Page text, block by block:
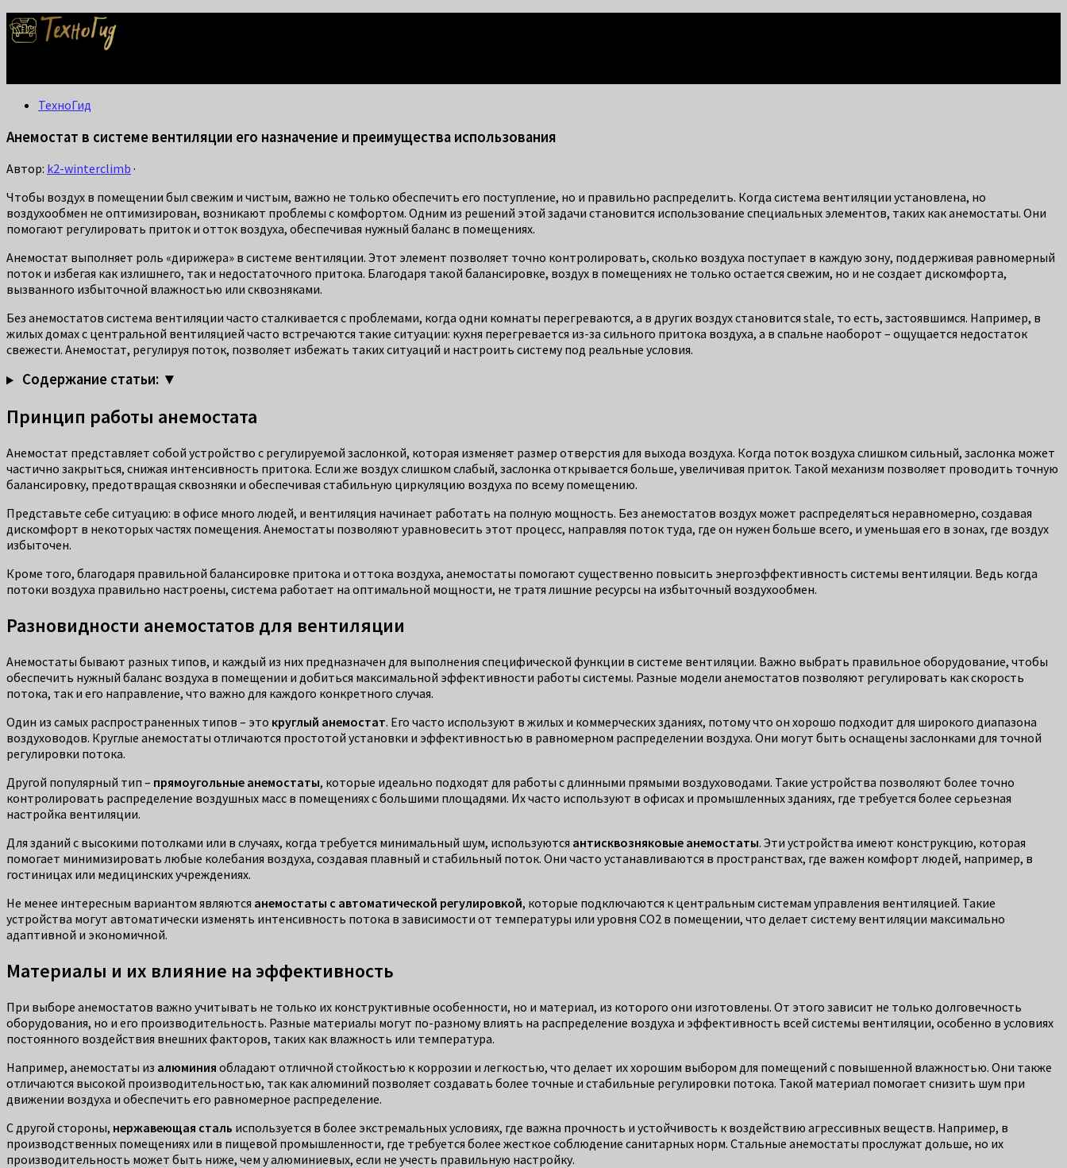
ТехноГид
Анемостат в системе вентиляции его назначение и преимущества использования
Автор: k2-winterclimb ·
Чтобы воздух в помещении был свежим и чистым, важно не только обеспечить его поступление, но и правильно распределить. Когда система вентиляции установлена, но
воздухообмен не оптимизирован, возникают проблемы с комфортом. Одним из решений этой задачи становится использование специальных элементов, таких как анемостаты. Они
помогают регулировать приток и отток воздуха, обеспечивая нужный баланс в помещениях.
Анемостат выполняет роль «дирижера» в системе вентиляции. Этот элемент позволяет точно контролировать, сколько воздуха поступает в каждую зону, поддерживая равномерный
поток и избегая как излишнего, так и недостаточного притока. Благодаря такой балансировке, воздух в помещениях не только остается свежим, но и не создает дискомфорта,
вызванного избыточной влажностью или сквозняками.
Без анемостатов система вентиляции часто сталкивается с проблемами, когда одни комнаты перегреваются, а в других воздух становится stale, то есть, застоявшимся. Например, в
жилых домах с центральной вентиляцией часто встречаются такие ситуации: кухня перегревается из-за сильного притока воздуха, а в спальне наоборот – ощущается недостаток
свежести. Анемостат, регулируя поток, позволяет избежать таких ситуаций и настроить систему под реальные условия.
Содержание статьи: ▼
Принцип работы анемостата
Анемостат представляет собой устройство с регулируемой заслонкой, которая изменяет размер отверстия для выхода воздуха. Когда поток воздуха слишком сильный, заслонка может
частично закрыться, снижая интенсивность притока. Если же воздух слишком слабый, заслонка открывается больше, увеличивая приток. Такой механизм позволяет проводить точную
балансировку, предотвращая сквозняки и обеспечивая стабильную циркуляцию воздуха по всему помещению.
Представьте себе ситуацию: в офисе много людей, и вентиляция начинает работать на полную мощность. Без анемостатов воздух может распределяться неравномерно, создавая
дискомфорт в некоторых частях помещения. Анемостаты позволяют уравновесить этот процесс, направляя поток туда, где он нужен больше всего, и уменьшая его в зонах, где воздух
избыточен.
Кроме того, благодаря правильной балансировке притока и оттока воздуха, анемостаты помогают существенно повысить энергоэффективность системы вентиляции. Ведь когда
потоки воздуха правильно настроены, система работает на оптимальной мощности, не тратя лишние ресурсы на избыточный воздухообмен.
Разновидности анемостатов для вентиляции
Анемостаты бывают разных типов, и каждый из них предназначен для выполнения специфической функции в системе вентиляции. Важно выбрать правильное оборудование, чтобы
обеспечить нужный баланс воздуха в помещении и добиться максимальной эффективности работы системы. Разные модели анемостатов позволяют регулировать как скорость
потока, так и его направление, что важно для каждого конкретного случая.
Один из самых распространенных типов – это круглый анемостат. Его часто используют в жилых и коммерческих зданиях, потому что он хорошо подходит для широкого диапазона
воздуховодов. Круглые анемостаты отличаются простотой установки и эффективностью в равномерном распределении воздуха. Они могут быть оснащены заслонками для точной
регулировки потока.
Другой популярный тип – прямоугольные анемостаты, которые идеально подходят для работы с длинными прямыми воздуховодами. Такие устройства позволяют более точно
контролировать распределение воздушных масс в помещениях с большими площадями. Их часто используют в офисах и промышленных зданиях, где требуется более серьезная
настройка вентиляции.
Для зданий с высокими потолками или в случаях, когда требуется минимальный шум, используются антисквозняковые анемостаты. Эти устройства имеют конструкцию, которая
помогает минимизировать любые колебания воздуха, создавая плавный и стабильный поток. Они часто устанавливаются в пространствах, где важен комфорт людей, например, в
гостиницах или медицинских учреждениях.
Не менее интересным вариантом являются анемостаты с автоматической регулировкой, которые подключаются к центральным системам управления вентиляцией. Такие
устройства могут автоматически изменять интенсивность потока в зависимости от температуры или уровня CO2 в помещении, что делает систему вентиляции максимально
адаптивной и экономичной.
Материалы и их влияние на эффективность
При выборе анемостатов важно учитывать не только их конструктивные особенности, но и материал, из которого они изготовлены. От этого зависит не только долговечность
оборудования, но и его производительность. Разные материалы могут по-разному влиять на распределение воздуха и эффективность всей системы вентиляции, особенно в условиях
постоянного воздействия внешних факторов, таких как влажность или температура.
Например, анемостаты из алюминия обладают отличной стойкостью к коррозии и легкостью, что делает их хорошим выбором для помещений с повышенной влажностью. Они также
отличаются высокой производительностью, так как алюминий позволяет создавать более точные и стабильные регулировки потока. Такой материал помогает снизить шум при
движении воздуха и обеспечить его равномерное распределение.
С другой стороны, нержавеющая сталь используется в более экстремальных условиях, где важна прочность и устойчивость к воздействию агрессивных веществ. Например, в
производственных помещениях или в пищевой промышленности, где требуется более жесткое соблюдение санитарных норм. Стальные анемостаты прослужат дольше, но их
производительность может быть ниже, чем у алюминиевых, если не учесть правильную настройку.